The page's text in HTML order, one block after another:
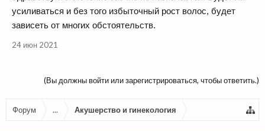
усиливаться и без того избыточный рост волос, будет
зависеть от многих обстоятельств.
24 июн 2021
(Вы должны войти или зарегистрироваться, чтобы ответить.)
Форум ... Акушерство и гинекология